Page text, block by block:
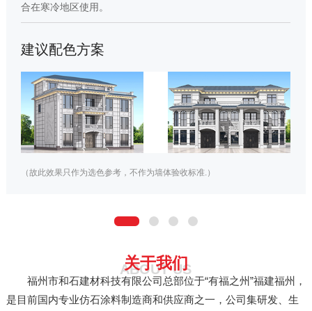
合在寒冷地区使用。
建议配色方案
（故此效果只作为选色参考，不作为墙体验收标准.）
ABOUT US
关于我们
福州市和石建材科技有限公司总部位于“有福之州”福建福州，
是目前国内专业仿石涂料制造商和供应商之一，公司集研发、生